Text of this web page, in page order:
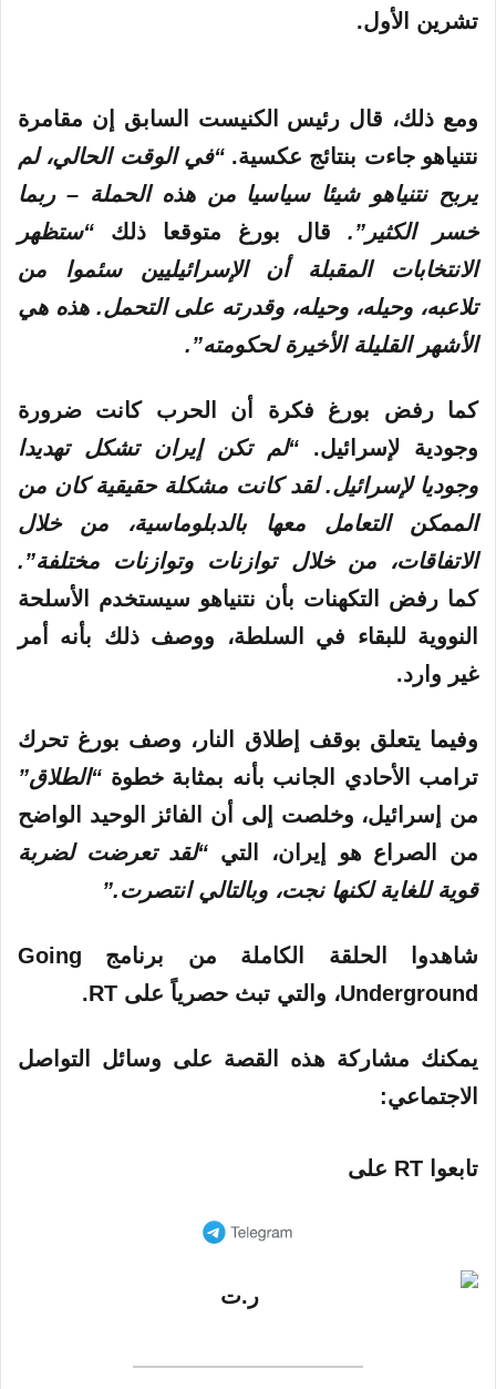
تشرين الأول.
ومع ذلك، قال رئيس الكنيست السابق إن مقامرة
نتنياهو جاءت بنتائج عكسية.“في الوقت الحالي، لم
يربح نتنياهو شيئا سياسيا من هذه الحملة – ربما
خسر الكثير”. قال بورغ متوقعا ذلك “ستظهر
الانتخابات المقبلة أن الإسرائيليين سئموا من
تلاعبه، وحيله، وحيله، وقدرته على التحمل. هذه هي
الأشهر القليلة الأخيرة لحكومته”.
كما رفض بورغ فكرة أن الحرب كانت ضرورة
وجودية لإسرائيل. “لم تكن إيران تشكل تهديدا
وجوديا لإسرائيل. لقد كانت مشكلة حقيقية كان من
الممكن التعامل معها بالدبلوماسية، من خلال
الاتفاقات، من خلال توازنات وتوازنات مختلفة”.
كما رفض التكهنات بأن نتنياهو سيستخدم الأسلحة
النووية للبقاء في السلطة، ووصف ذلك بأنه أمر
غير وارد.
وفيما يتعلق بوقف إطلاق النار، وصف بورغ تحرك
ترامب الأحادي الجانب بأنه بمثابة خطوة “الطلاق”
من إسرائيل، وخلصت إلى أن الفائز الوحيد الواضح
من الصراع هو إيران، التي “لقد تعرضت لضربة
قوية للغاية لكنها نجت، وبالتالي انتصرت.”
شاهدوا الحلقة الكاملة من برنامج Going
Underground، والتي تبث حصرياً على RT.
يمكنك مشاركة هذه القصة على وسائل التواصل
الاجتماعي:
تابعوا RT على